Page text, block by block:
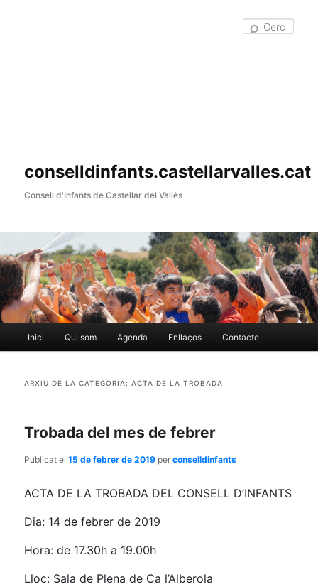
conselldinfants.castellarvalles.cat
Consell d'Infants de Castellar del Vallès
Menú
principal
Aneu
al
principal
Aneu
al
secundari
Inici Qui som Agenda Enllaços Contacte
ARXIU DE LA CATEGORIA:ACTA DE LA TROBADA
Trobada del mes de febrer
Publicat el15 de febrer de 2019 perconselldinfants
ACTA DE LA TROBADA DEL CONSELL D’INFANTS
Dia: 14 de febrer de 2019
Hora: de 17.30h a 19.00h
Lloc: Sala de Plena de Ca l’Alberola